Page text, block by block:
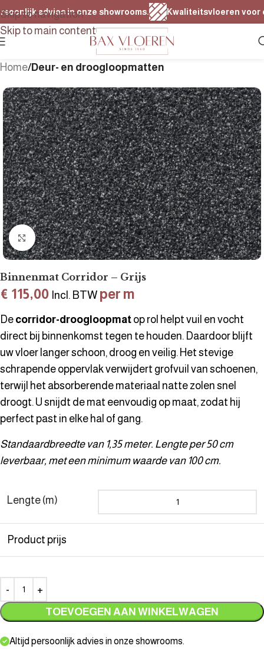
Skip to navigation
Skip to main content
advies in onze showrooms. Kwaliteitsvloeren voor elk
Home Deur- en droogloopmatten
Klik om te vergroten
Binnenmat Corridor – Grijs
€ 115,00 Incl. BTW per m
De corridor-droogloopmat op rol helpt vuil en vocht
direct bij binnenkomst tegen te houden. Daardoor blijft
uw vloer langer schoon, droog en veilig. Het stevige
schrapende oppervlak verwijdert grofvuil van schoenen,
terwijl het absorberende materiaal natte zolen snel
droogt. U snijdt de mat eenvoudig op maat, zodat hij
perfect past in elke hal of gang.
Standaardbreedte van 1,35 meter. Lengte per 50 cm
leverbaar, met een minimum waarde van 100 cm.
Lengte (m)
Product prijs
TOEVOEGEN AAN WINKELWAGEN
Altijd persoonlijk advies in onze showrooms.